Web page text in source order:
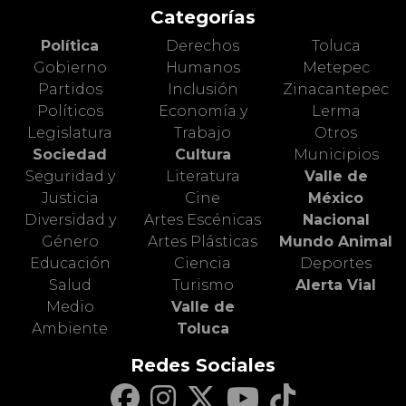
Categorías
Política
Gobierno
Partidos
Políticos
Legislatura
Sociedad
Seguridad y
Justicia
Diversidad y
Género
Educación
Salud
Medio
Ambiente
Derechos
Humanos
Inclusión
Economía y
Trabajo
Cultura
Literatura
Cine
Artes Escénicas
Artes Plásticas
Ciencia
Turismo
Valle de
Toluca
Toluca
Metepec
Zinacantepec
Lerma
Otros
Municipios
Valle de
México
Nacional
Mundo Animal
Deportes
Alerta Vial
Redes Sociales